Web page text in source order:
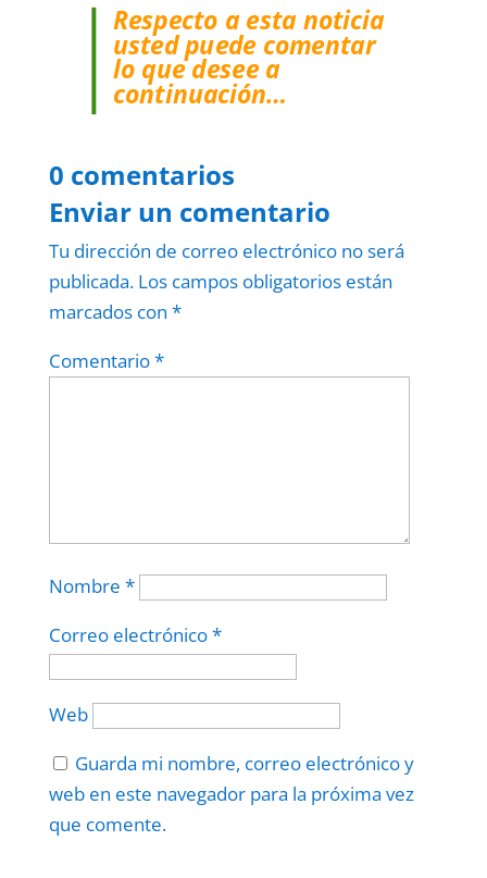
Respecto a esta noticia
usted puede comentar
lo que desee a
continuación…
0 comentarios
Enviar un comentario
Tu dirección de correo electrónico no será
publicada. Los campos obligatorios están
marcados con *
Comentario*
Nombre *
Correo electrónico*
Web
Guarda mi nombre, correo electrónico y
web en este navegador para la próxima vez
que comente.